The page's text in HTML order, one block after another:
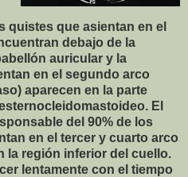
quistes que asientan en el
debajo de la
auricular y la
en el segundo arco
aparecen en la parte
El
del 90% de los
en el tercer y cuarto arco
la región inferior del cuello.
lentamente con el tiempo